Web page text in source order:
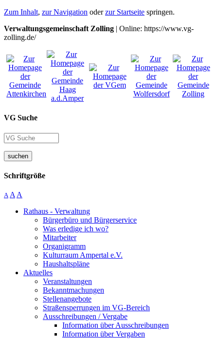
Zum Inhalt, zur Navigation oderzur Startseite springen.
Verwaltungsgemeinschaft Zolling | Online: https://www.vg-
zolling.de/
VG Suche
suchen
Schriftgröße
A A A
Rathaus - Verwaltung
Bürgerbüro und Bürgerservice
Was erledige ich wo?
Mitarbeiter
Organigramm
Kulturraum Ampertal e.V.
Haushaltspläne
Aktuelles
Veranstaltungen
Bekanntmachungen
Stellenangebote
Straßensperrungen im VG-Bereich
Ausschreibungen / Vergabe
Information über Ausschreibungen
Information über Vergaben